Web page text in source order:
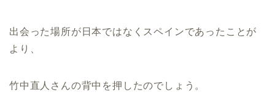
出会った場所が日本ではなくスペインであったことが
より、
竹中直人さんの背中を押したのでしょう。